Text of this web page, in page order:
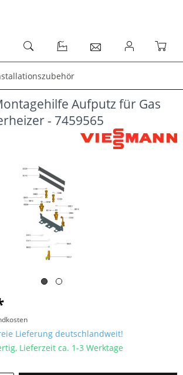
Aufputz für Gas
- 7459565
Lieferung deutschlandweit!
Lieferzeit ca. 1-3 Werktage